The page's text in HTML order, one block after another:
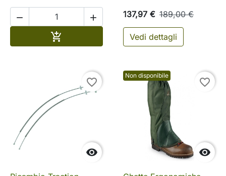
 
 Aggiungi al carrello
137,97 € 189,00 €
Vedi dettagli

favorite_border
Non disponibile

favorite_border